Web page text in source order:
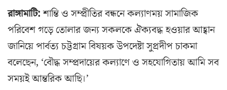
রাঙ্গামাটি:শান্তি ও সম্প্রীতির বন্ধনে কল্যাণময় সামাজিক
পরিবেশ গড়ে তোলার জন্য সকলকে ঐক্যবদ্ধ হওয়ার আহ্বান
জানিয়ে পার্বত্য চট্টগ্রাম বিষয়ক উপদেষ্টা সুপ্রদীপ চাকমা
বলেছেন, ‘বৌদ্ধ সম্প্রদায়ের কল্যাণে ও সহযোগিতায় আমি সব
সময়ই আন্তরিক আছি।’